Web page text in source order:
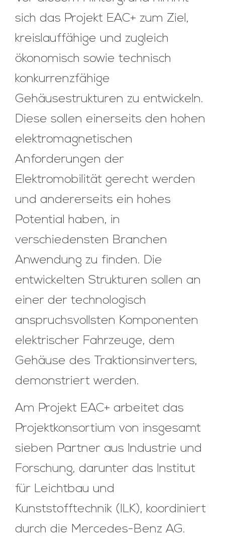
sich das Projekt EAC+ zum Ziel,
kreislauffähige und zugleich
ökonomisch sowie technisch
konkurrenzfähige
Gehäusestrukturen zu entwickeln.
Diese sollen einerseits den hohen
elektromagnetischen
Anforderungen der
Elektromobilität gerecht werden
und andererseits ein hohes
Potential haben, in
verschiedensten Branchen
Anwendung zu finden. Die
entwickelten Strukturen sollen an
einer der technologisch
anspruchsvollsten Komponenten
elektrischer Fahrzeuge, dem
Gehäuse des Traktionsinverters,
demonstriert werden.
Am Projekt EAC+ arbeitet das
Projektkonsortium von insgesamt
sieben Partner aus Industrie und
Forschung, darunter das Institut
für Leichtbau und
Kunststofftechnik (ILK), koordiniert
durch die Mercedes-Benz AG.